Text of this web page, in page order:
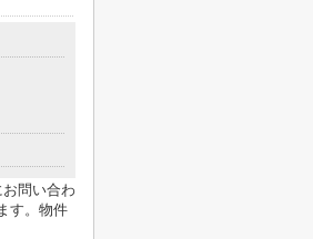
問い合わ
す。物件